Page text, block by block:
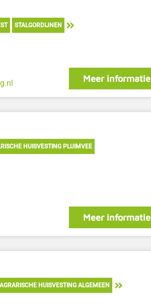
STALGORDIJNEN
Meer informatie
HUISVESTING PLUIMVEE
Meer informatie
AGRARISCHE HUISVESTING ALGEMEEN